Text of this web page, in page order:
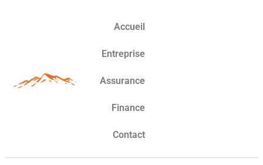
Accueil
Entreprise
Assurance
Finance
Contact